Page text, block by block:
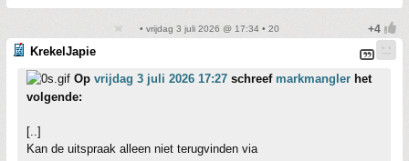
• vrijdag 3 juli 2026 @ 17:34 • 20
KrekelJapie
Op vrijdag 3 juli 2026 17:27 schreef markmangler het
volgende:
[..]
Kan de uitspraak alleen niet terugvinden via